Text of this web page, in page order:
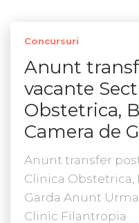
Concursuri
Anunt
vacante
Obstetrica,
Camera de
Anunt transfer
Clinica Obstetrica,
Garda Anunt
Clinic Filantropia